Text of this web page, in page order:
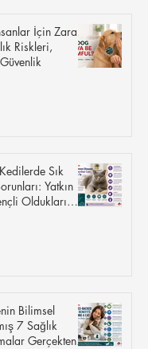
İçin Zararlı
Riskleri,
Sık
Yatkın
Oldukları
Bilimsel
7 Sağlık
Gerçekten